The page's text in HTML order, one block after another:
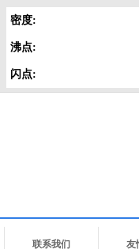
密度:
沸点:
闪点:
联系我们 友